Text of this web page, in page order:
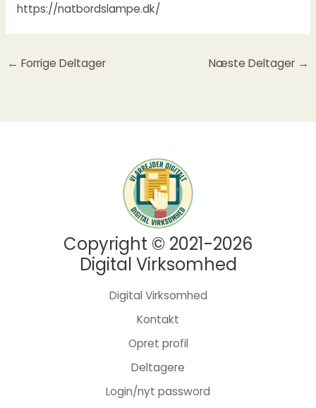
https://natbordslampe.dk/
← Forrige Deltager Næste Deltager →
Copyright © 2021-2026
Digital Virksomhed
Digital Virksomhed
Kontakt
Opret profil
Deltagere
Login/nyt password